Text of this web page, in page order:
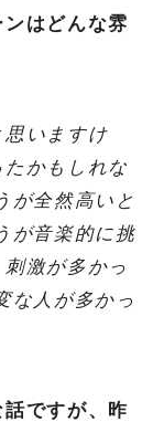
はどんな雰
いますけ
かもしれな
が全然高いと
が音楽的に挑
激が多かっ
な人が多かっ
ですが、昨